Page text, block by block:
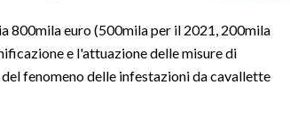
800mila euro (500mila per il 2021, 200mila
e l'attuazione delle misure di
fenomeno delle infestazioni da cavallette